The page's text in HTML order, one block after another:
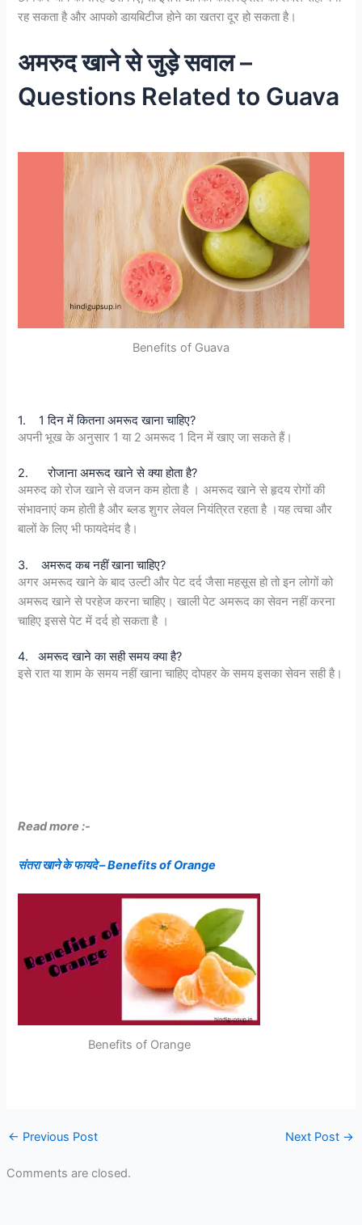
रह सकता है और आपको डायबिटीज होने का खतरा दूर हो सकता है।
अमरुद खाने से जुड़े सवाल –
Questions Related to Guava
Benefits of Guava
1. 1 दिन में कितना अमरूद खाना चाहिए?
अपनी भूख के अनुसार 1 या 2 अमरूद 1 दिन में खाए जा सकते हैं।
2. रोजाना अमरूद खाने से क्या होता है?
अमरुद को रोज खाने से वजन कम होता है । अमरूद खाने से हृदय रोगों की
संभावनाएं कम होती है और ब्लड शुगर लेवल नियंत्रित रहता है ।यह त्वचा और
बालों के लिए भी फायदेमंद है।
3. अमरूद कब नहीं खाना चाहिए?
अगर अमरूद खाने के बाद उल्टी और पेट दर्द जैसा महसूस हो तो इन लोगों को
अमरूद खाने से परहेज करना चाहिए। खाली पेट अमरूद का सेवन नहीं करना
चाहिए इससे पेट में दर्द हो सकता है ।
4. अमरूद खाने का सही समय क्या है?
इसे रात या शाम के समय नहीं खाना चाहिए दोपहर के समय इसका सेवन सही है।
Read more :-
संतरा खाने के फायदे – Benefits of Orange
Benefits of Orange
← Previous Post Next Post →
Comments are closed.